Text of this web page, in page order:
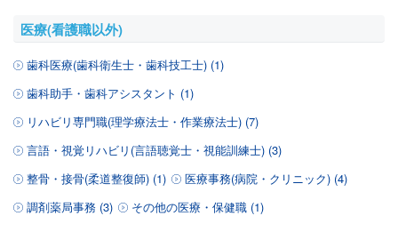
医療(看護職以外)
歯科医療(歯科衛生士・歯科技工士) (1)
歯科助手・歯科アシスタント (1)
リハビリ専門職(理学療法士・作業療法士) (7)
言語・視覚リハビリ(言語聴覚士・視能訓練士) (3)
整骨・接骨(柔道整復師) (1)
医療事務(病院・クリニック) (4)
調剤薬局事務 (3)
その他の医療・保健職 (1)